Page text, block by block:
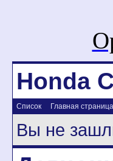
Honda
Список Главная страница
Вы не